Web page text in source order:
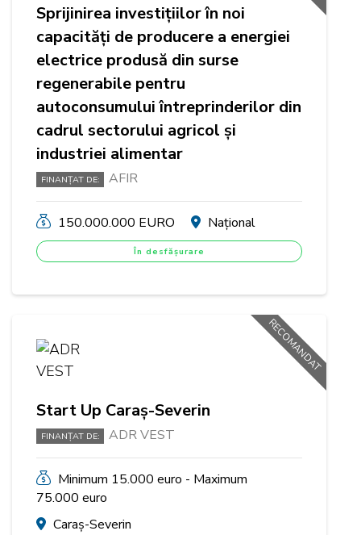
Sprijinirea investițiilor în noi
capacități de producere a energiei
electrice produsă din surse
regenerabile pentru
autoconsumului întreprinderilor din
cadrul sectorului agricol și
industriei alimentar
FINANȚAT DE: AFIR
150.000.000 EURO Național
În desfășurare
Start Up Caraș-Severin
FINANȚAT DE: ADR VEST
Minimum 15.000 euro - Maximum
75.000 euro
Caraș-Severin
RECOMANDAT